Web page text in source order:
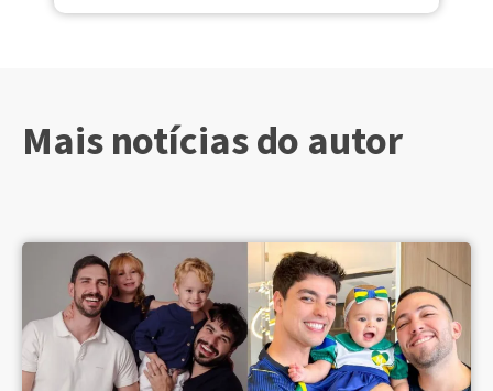
Mais notícias do autor